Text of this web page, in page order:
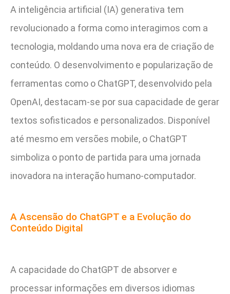
A inteligência artificial (IA) generativa tem
revolucionado a forma como interagimos com a
tecnologia, moldando uma nova era de criação de
conteúdo. O desenvolvimento e popularização de
ferramentas como o ChatGPT, desenvolvido pela
OpenAI, destacam-se por sua capacidade de gerar
textos sofisticados e personalizados. Disponível
até mesmo em versões mobile, o ChatGPT
simboliza o ponto de partida para uma jornada
inovadora na interação humano-computador.
A Ascensão do ChatGPT e a Evolução do
Conteúdo Digital
A capacidade do ChatGPT de absorver e
processar informações em diversos idiomas